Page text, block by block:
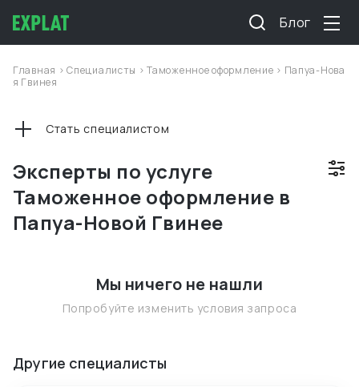
Блог
Главная >Специалисты >Таможенное оформление > Папуа-Нова
я Гвинея
Эксперты по услуге
Таможенное оформление в
Папуа-Новой Гвинее
Стать специалистом
Мы ничего не нашли
Попробуйте изменить условия запроса
Другие специалисты